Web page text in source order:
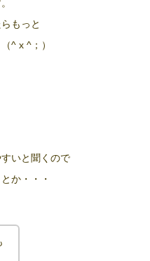
もっと
^ x ^；）
いと聞くので
か・・・